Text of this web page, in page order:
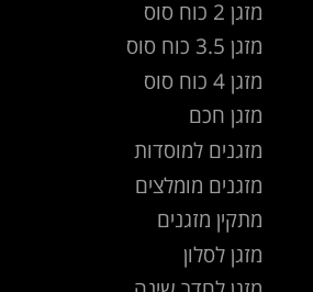
מזגן 2 כוח סוס
מזגן 3.5 כוח סוס
מזגן 4 כוח סוס
מזגן חכם
מזגנים למוסדות
מזגנים מומלצים
מתקין מזגנים
מזגן לסלון